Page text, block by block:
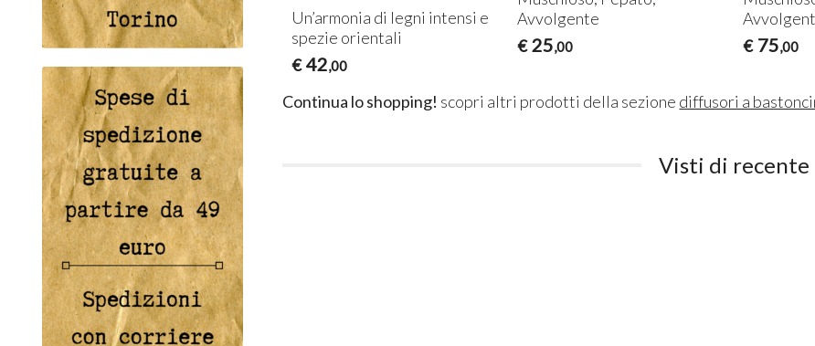
Un’armonia di legni intensi e
spezie orientali
€ 15,00
Un’armonia di legni intensi e
spezie orientali
€ 42,00
Avvolgente
€ 25,00
€ 75,00
Continua lo shopping! scopri altri prodotti della sezione diffusori a
Visti di recente